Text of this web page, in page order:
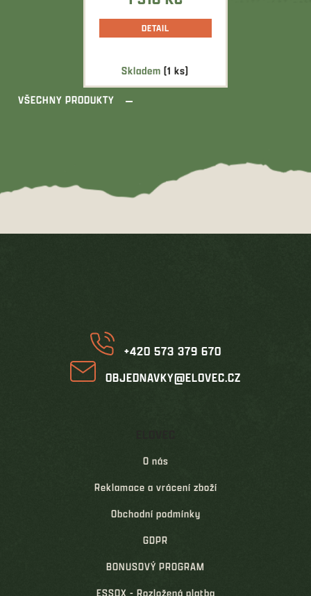
Skladem(1 ks)
DETAIL
VŠECHNY PRODUKTY
+420 573 379 670
OBJEDNAVKY@ELOVEC.CZ
O nás
Reklamace a vrácení zboží
Obchodní podmínky
GDPR
BONUSOVÝ PROGRAM
ESSOX - Rozložená platba